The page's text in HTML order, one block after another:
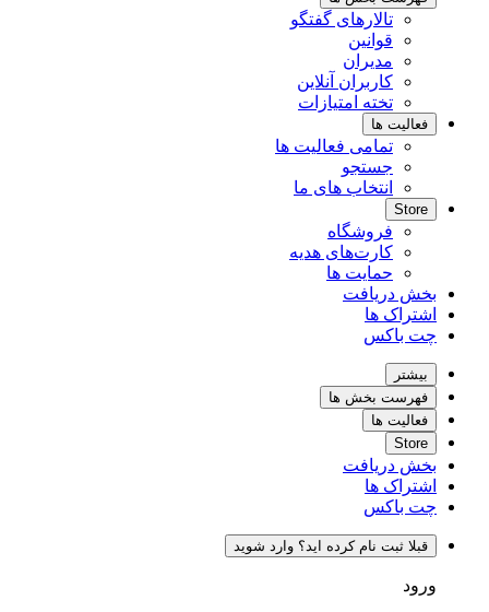
تالارهای گفتگو
قوانین
مدیران
کاربران آنلاین
تخته امتیازات
فعالیت ها
تمامی فعالیت ها
جستجو
انتخاب های ما
Store
فروشگاه
کارت‌های هدیه
حمایت ها
بخش دریافت
اشتراک ها
چت باکس
بیشتر
فهرست بخش ها
فعالیت ها
Store
بخش دریافت
اشتراک ها
چت باکس
قبلا ثبت نام کرده اید؟ وارد شوید
ورود